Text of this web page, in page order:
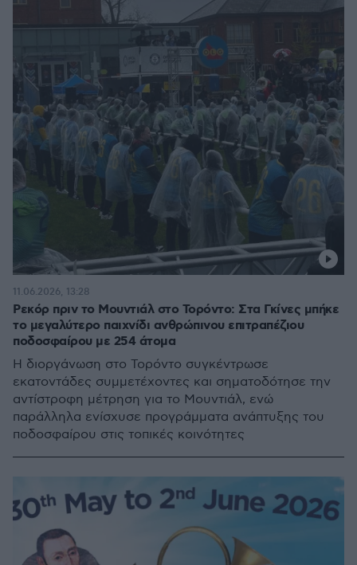
Ρεκόρ πριν το Μουντιάλ στο Τορόντο: Στα Γκίνες μπήκε
το μεγαλύτερο παιχνίδι ανθρώπινου επιτραπέζιου
ποδοσφαίρου με 254 άτομα
Η διοργάνωση στο Τορόντο συγκέντρωσε
εκατοντάδες συμμετέχοντες και σηματοδότησε την
αντίστροφη μέτρηση για το Μουντιάλ, ενώ
παράλληλα ενίσχυσε προγράμματα ανάπτυξης του
ποδοσφαίρου στις τοπικές κοινότητες
11.06.2026, 13:28